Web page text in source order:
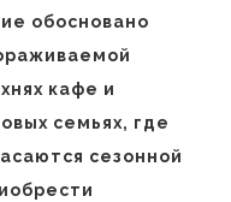
обосновано
кафе и
семьях, где
сезонной